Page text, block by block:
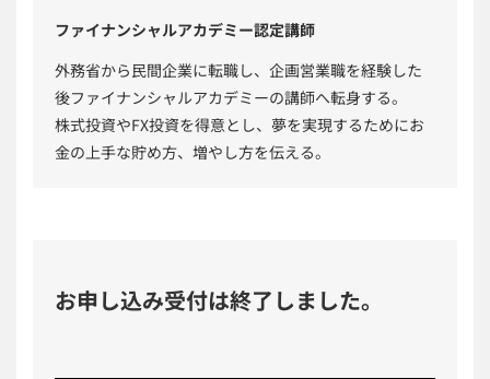
ファイナンシャルアカデミー認定講師
外務省から民間企業に転職し、企画営業職を経験した
後ファイナンシャルアカデミーの講師へ転身する。
株式投資やFX投資を得意とし、夢を実現するためにお
金の上手な貯め方、増やし方を伝える。
お申し込み受付は終了しました。